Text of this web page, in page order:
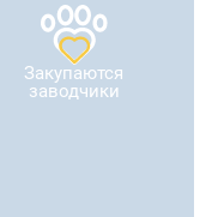
Закупаются
заводчики